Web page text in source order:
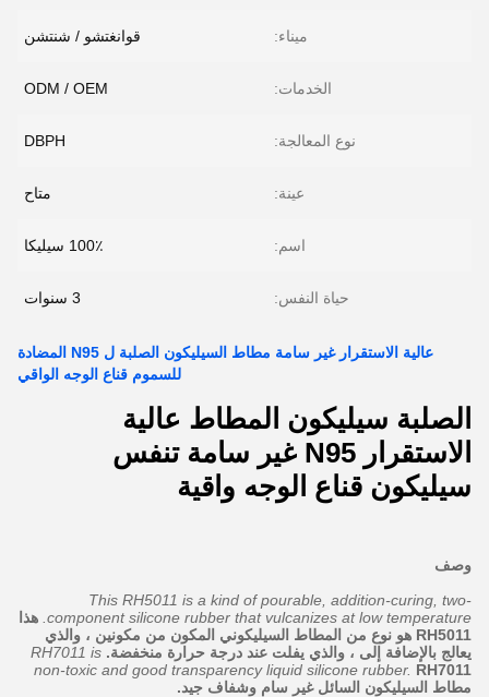
ميناء: قوانغتشو / شنتشن
الخدمات: ODM / OEM
نوع المعالجة: DBPH
عينة: متاح
اسم: 100٪ سيليكا
حياة النفس: 3 سنوات
عالية الاستقرار غير سامة مطاط السيليكون الصلبة ل N95 المضادة
للسموم قناع الوجه الواقي
الصلبة سيليكون المطاط عالية
الاستقرار N95 غير سامة تنفس
سيليكون قناع الوجه واقية
وصف
This RH5011 is a kind of pourable, addition-curing, two-
component silicone rubber that vulcanizes at low temperature. هذا
RH5011 هو نوع من المطاط السيليكوني المكون من مكونين ، والذي
يعالج بالإضافة إلى ، والذي يفلت عند درجة حرارة منخفضة. RH7011 is
non-toxic and good transparency liquid silicone rubber. RH7011
مطاط السيليكون السائل غير سام وشفاف جيد.